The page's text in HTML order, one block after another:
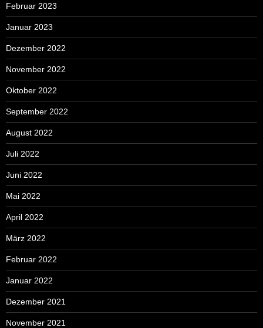
Februar 2023
Januar 2023
Dezember 2022
November 2022
Oktober 2022
September 2022
August 2022
Juli 2022
Juni 2022
Mai 2022
April 2022
März 2022
Februar 2022
Januar 2022
Dezember 2021
November 2021